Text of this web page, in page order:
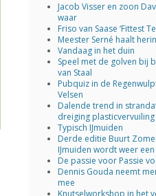
Jacob Visser en zoon
waar
Friso van Saase ‘Fittest
Meester Serné haalt
Vandaag in het duin
Speel met de golven bij
van Staal
Pubquiz in de
Velsen
Dalende trend in
dreiging plasticvervuiling
Typisch IJmuiden
Derde editie Buurt
IJmuiden wordt weer
De passie voor Passie
Dennis Gouda neemt
mee
Knutselworkshop in het